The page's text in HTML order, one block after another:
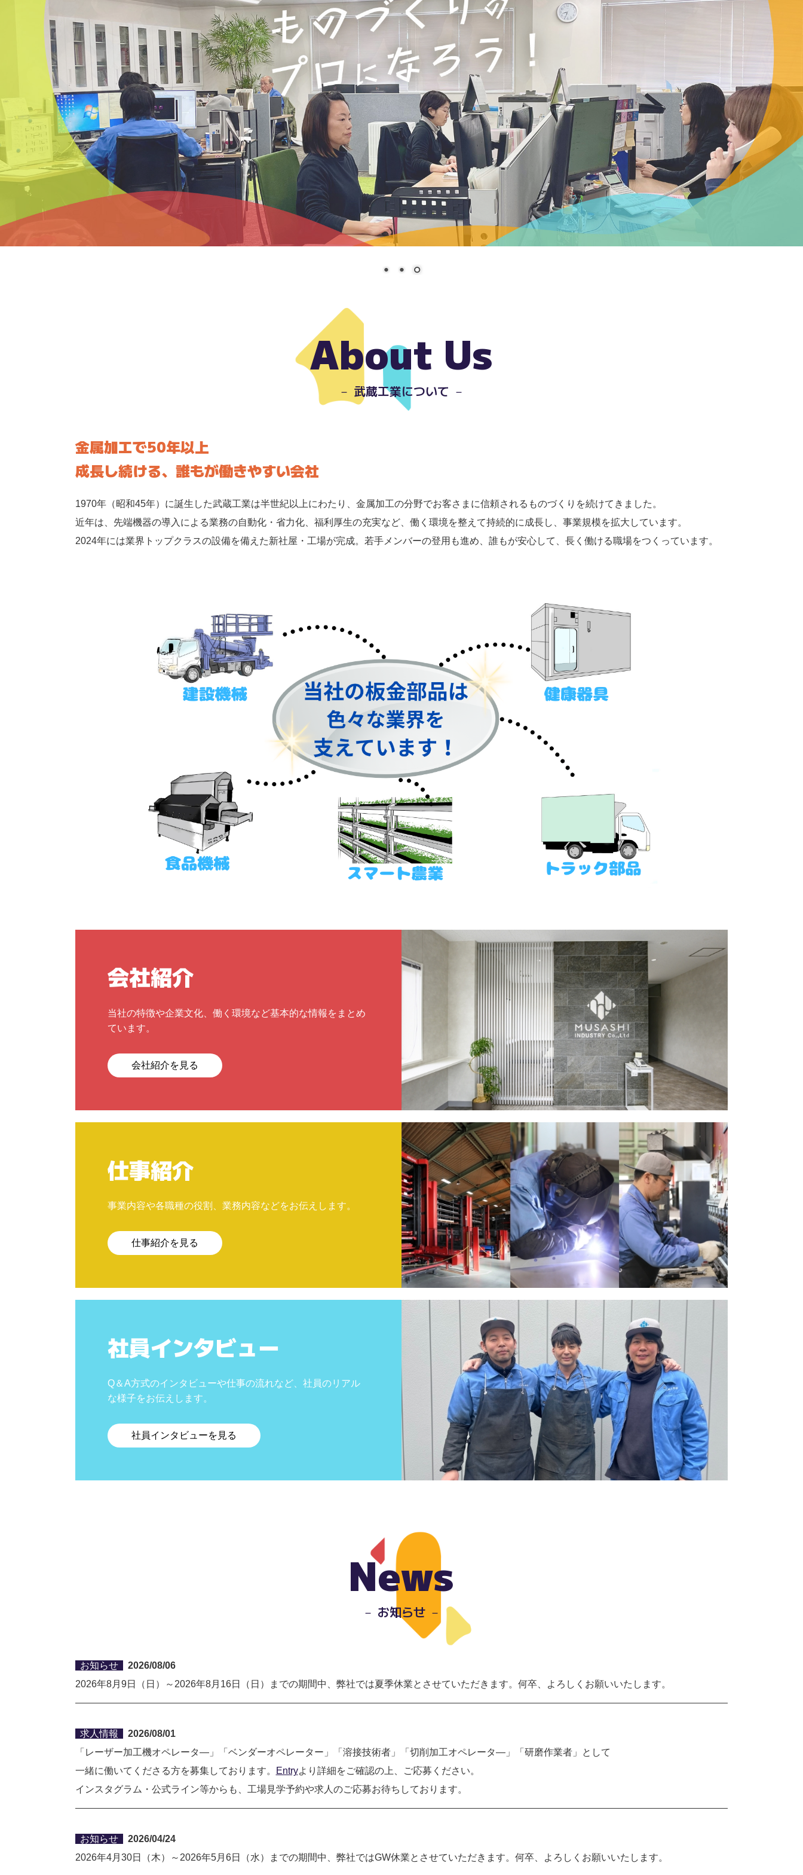
About Us
－ 武蔵工業について －
金属加工で50年以上
成長し続ける、誰もが働きやすい会社
1970年（昭和45年）に誕生した武蔵工業は半世紀以上にわたり、金属加工の分野でお客さまに信頼されるものづくりを続けてきました。
近年は、先端機器の導入による業務の自動化・省力化、福利厚生の充実など、働く環境を整えて持続的に成長し、事業規模を拡大しています。
2024年には業界トップクラスの設備を備えた新社屋・工場が完成。若手メンバーの登用も進め、誰もが安心して、長く働ける職場をつくっています。
会社紹介
当社の特徴や企業文化、働く環境など基本的な情報をまとめ
ています。
会社紹介を見る
仕事紹介
事業内容や各職種の役割、業務内容などをお伝えします。
仕事紹介を見る
社員インタビュー
Q＆A方式のインタビューや仕事の流れなど、社員のリアル
な様子をお伝えします。
社員インタビューを見る
News
－ お知らせ －
お知らせ
2026/08/06
2026年8月9日（日）～2026年8月16日（日）までの期間中、弊社では夏季休業とさせていただきます。何卒、よろしくお願いいたします。
求人情報
2026/08/01
「 レーザー加工機オペレータ―」「ベンダーオペレーター」 「溶接技術者」 「切削加工オペレータ―」 「研磨作業者」
として
一緒に働いてくださる方を募集しております。
Entryより詳細をご確認の上、ご応募ください。
インスタグラム・公式ライン等からも、工場見学予約や求人のご応募お待ちしております。
お知らせ
2026/04/24
2026年4月30日（木）～2026年5月6日（水）までの期間中、弊社ではGW休業とさせていただきます。何卒、よろしくお願いいたします。